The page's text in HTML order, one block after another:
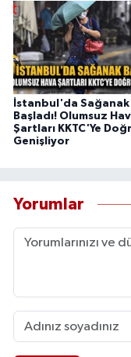
İstanbul'da Sağanak
Başladı! Olumsuz
Şartları KKTC'Ye
Genişliyor
Yorumlar